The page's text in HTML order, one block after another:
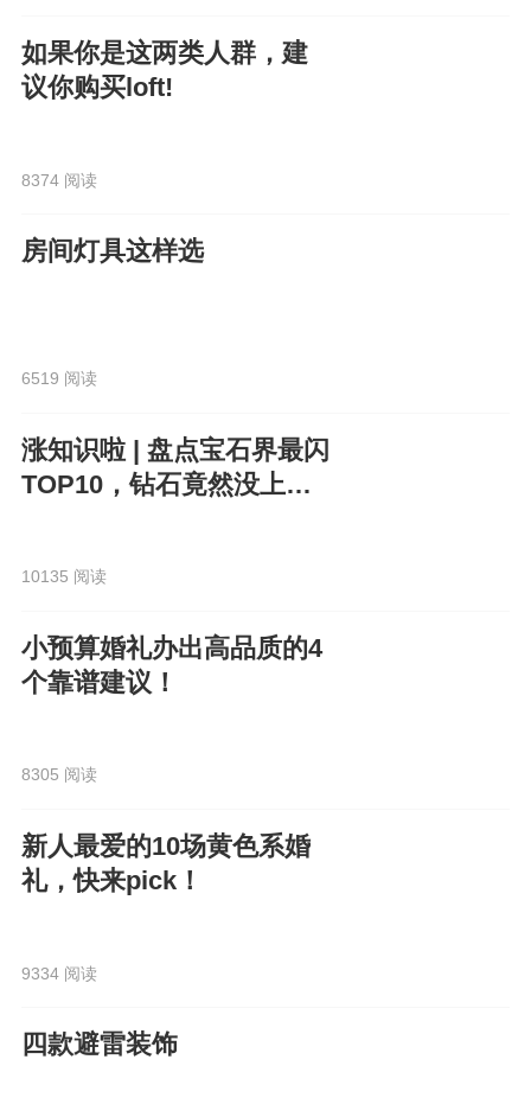
如果你是这两类人群，建
议你购买loft!
8374 阅读
房间灯具这样选
6519 阅读
涨知识啦 | 盘点宝石界最闪
TOP10，钻石竟然没上
10135 阅读
小预算婚礼办出高品质的4
个靠谱建议！
8305 阅读
新人最爱的10场黄色系婚
礼，快来pick！
9334 阅读
四款避雷装饰